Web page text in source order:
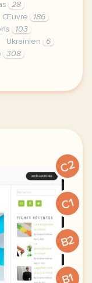
28
Œuvre
186
103
Ukrainien
6
308
une priorite
C2
C1
B2
B1